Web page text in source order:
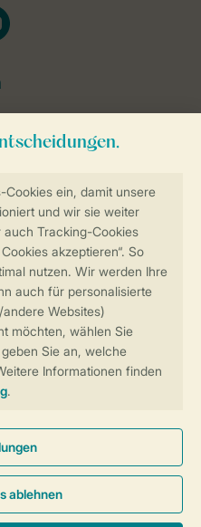
Privatsphäre
Buchung
Barrierefreiheit